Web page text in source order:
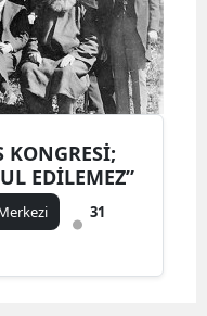
EDİLEMEZ”
31